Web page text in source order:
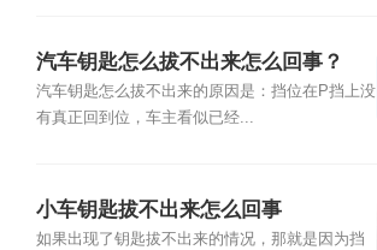
汽车钥匙怎么拔不出来怎么回事？
汽车钥匙怎么拔不出来的原因是：挡位在P挡上没
有真正回到位，车主看似已经...
小车钥匙拔不出来怎么回事
如果出现了钥匙拔不出来的情况，那就是因为挡